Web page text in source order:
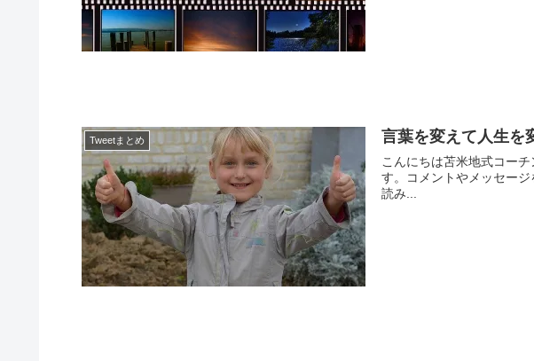
Tweetまとめ 言葉を変えて人生を
こんにちは苫米地式コー
す。コメントやメッセー
読み...